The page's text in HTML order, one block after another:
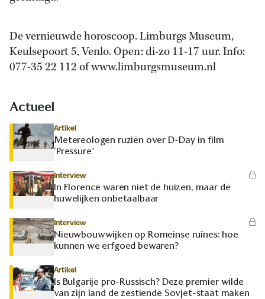
De vernieuwde horoscoop. Limburgs Museum,
Keulsepoort 5, Venlo. Open: di-zo 11-17 uur. Info:
077-35 22 112 of www.limburgsmuseum.nl
Actueel
Artikel
Metereologen ruziën over D-Day in film
‘Pressure’
Interview
In Florence waren niet de huizen, maar de
huwelijken onbetaalbaar
Interview
Nieuwbouwwijken op Romeinse ruïnes: hoe
kunnen we erfgoed bewaren?
Artikel
Is Bulgarije pro-Russisch? Deze premier wilde
van zijn land de zestiende Sovjet-staat maken